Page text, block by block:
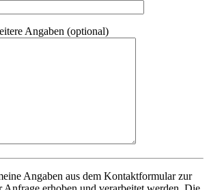
Angaben (optional)
Angaben aus dem Kontaktformular zur